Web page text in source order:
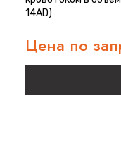
14AD)
Цена по